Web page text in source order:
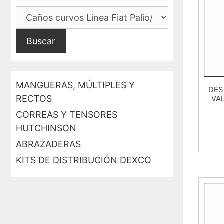
Buscar
MANGUERAS, MÚLTIPLES Y
RECTOS
CORREAS Y TENSORES
HUTCHINSON
ABRAZADERAS
KITS DE DISTRIBUCIÓN DEXCO